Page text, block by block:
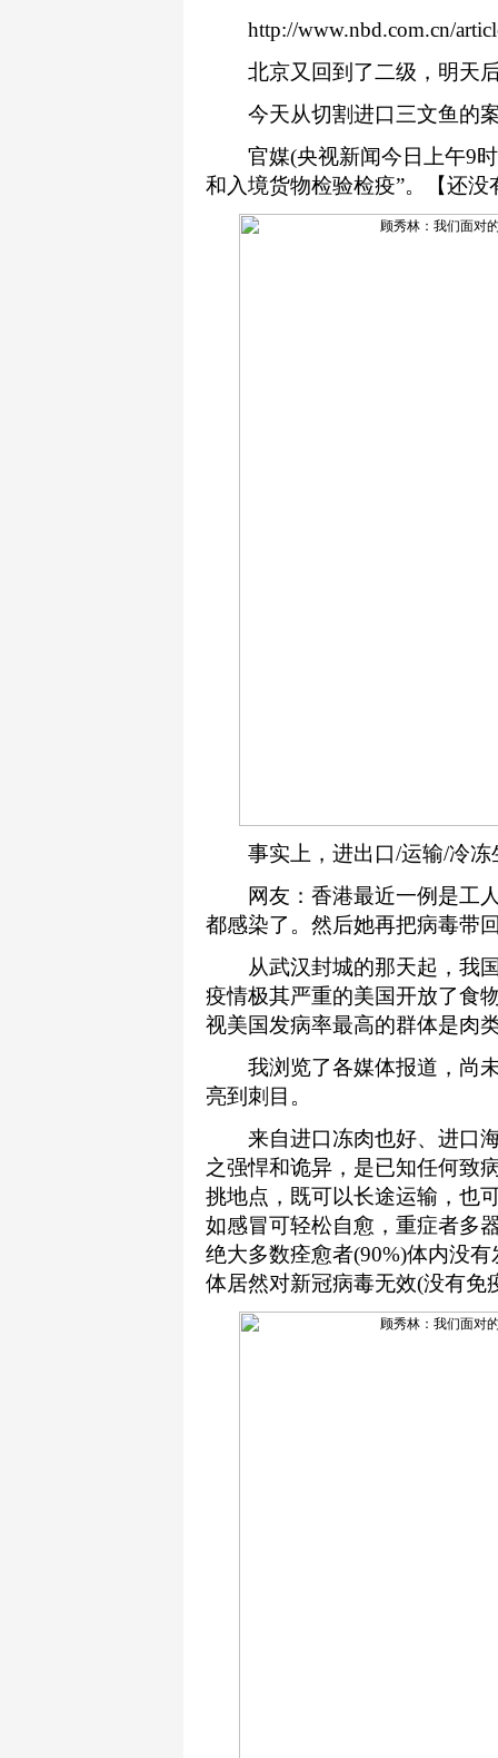
http://www.nbd.com.cn/
北京又回到了二级，明天后
今天从切割进口三文鱼的案
官媒(央视新闻今日上午9时)
和入境货物检验检疫”。【还没
事实上，进出口/运输/冷冻
网友：香港最近一例是工人
都感染了。然后她再把病毒带
从武汉封城的那天起，我国
疫情极其严重的美国开放了
视美国发病率最高的群体是肉
我浏览了各媒体报道，尚未
亮到刺目。
来自进口冻肉也好、进口海
之强悍和诡异，是已知任何
挑地点，既可以长途运输，也
如感冒可轻松自愈，重症者多
绝大多数痊愈者(90%)体内没
体居然对新冠病毒无效(没有免